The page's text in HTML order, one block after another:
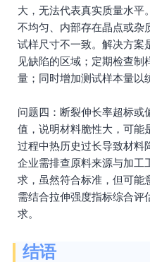
大，无法代表真实质量水平
不均匀、内部存在晶点或杂
试样尺寸不一致。解决方案
见缺陷的区域；定期检查
量；同时增加测试样本量以
问题四：断裂伸长率超标或
值，说明材料脆性大，可能
过程中热历史过长导致材料
企业需排查原料来源与加工
求，虽然符合标准，但可能
需结合拉伸强度指标综合评
求。
结语